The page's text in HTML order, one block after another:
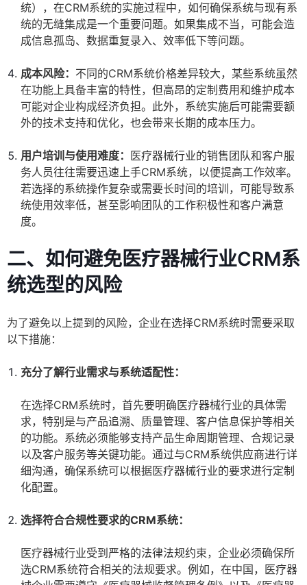
统），在CRM系统的实施过程中，如何确保系统与现有系
统的无缝集成是一个重要问题。如果集成不当，可能会造
成信息孤岛、数据重复录入、效率低下等问题。
成本风险： 不同的CRM系统价格差异较大，某些系统虽然
在功能上具备丰富的特性，但高昂的定制费用和维护成本
可能对企业构成经济负担。此外，系统实施后可能需要额
外的技术支持和优化，也会带来长期的成本压力。
用户培训与使用难度： 医疗器械行业的销售团队和客户服
务人员往往需要迅速上手CRM系统，以便提高工作效率。
若选择的系统操作复杂或需要长时间的培训，可能导致系
统使用效率低，甚至影响团队的工作积极性和客户满意
度。
二、如何避免医疗器械行业CRM系
统选型的风险
为了避免以上提到的风险，企业在选择CRM系统时需要采取
以下措施：
充分了解行业需求与系统适配性：
在选择CRM系统时，首先要明确医疗器械行业的具体需
求，特别是与产品追溯、质量管理、客户信息保护等相关
的功能。系统必须能够支持产品生命周期管理、合规记录
以及客户服务等关键功能。通过与CRM系统供应商进行详
细沟通，确保系统可以根据医疗器械行业的要求进行定制
化配置。
选择符合合规性要求的CRM系统：
医疗器械行业受到严格的法律法规约束，企业必须确保所
选CRM系统符合相关的法规要求。例如，在中国，医疗器